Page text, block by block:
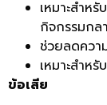
เหมาะสำห
กิจกรรมกล
ช่วยลดควา
เหมาะสำห
ข้อเสีย